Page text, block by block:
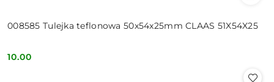
008585 Tulejka teflonowa 50x54x25mm CLAAS 51X54X25
Cena:
10.00